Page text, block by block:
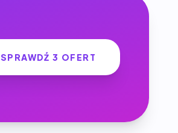
SPRAWDŹ 3 OFERT